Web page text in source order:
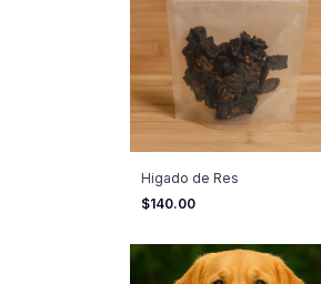
Higado de Res
$140.00